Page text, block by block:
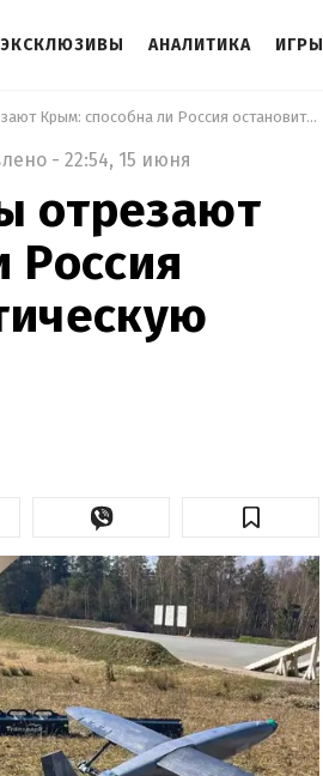
ЭКСКЛЮЗИВЫ АНАЛИТИКА ИГРЫ
Уникальные дроны отрезают Крым: способна ли Россия остановить логистическую блокаду
- 22:54, 15 июня
отрезают
Россия